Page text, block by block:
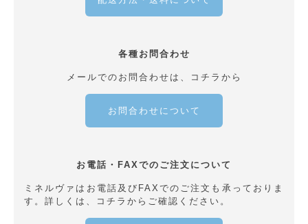
各種お問合わせ
メールでのお問合わせは、コチラから
お問合わせについて
お電話・FAXでのご注文について
ミネルヴァはお電話及びFAXでのご注文も承っておりま
す。詳しくは、コチラからご確認ください。